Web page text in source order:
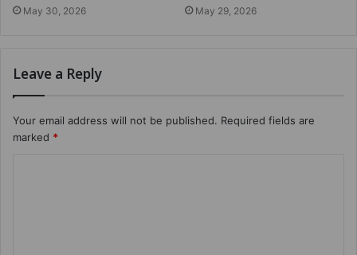
May 30, 2026 May 29, 2026
Leave a Reply
Your email address will not be published. Required fields are
marked *